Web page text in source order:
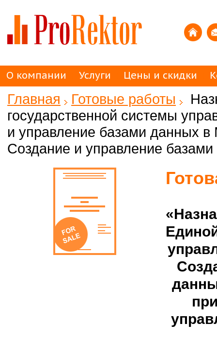
О компании Услуги Цены и скидки
Главная Готовые работы
государственной системы
и управление базами данных в
Создание и управление